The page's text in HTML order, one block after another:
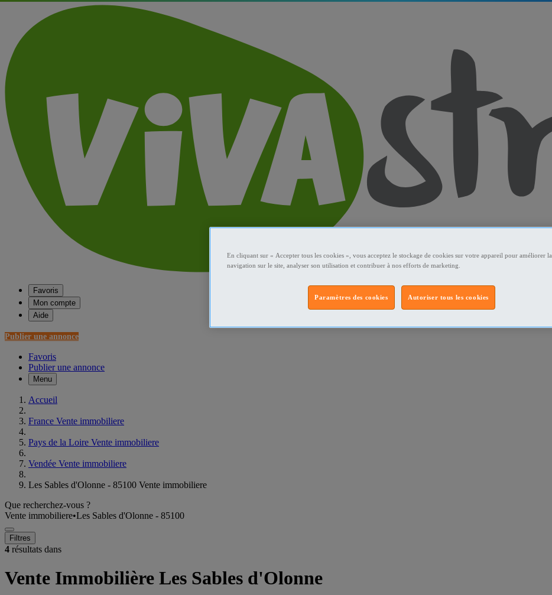
Favoris
Mon compte
Aide
Publier une annonce
Favoris
Publier une annonce
Menu
Accueil
France Vente immobiliere
Pays de la Loire Vente immobiliere
Vendée Vente immobiliere
Les Sables d'Olonne - 85100 Vente immobiliere
Que recherchez-vous ?
Vente immobiliere•Les Sables d'Olonne - 85100
Filtres
4 résultats dans
Vente Immobilière Les Sables d'Olonne
En cliquant sur « Accepter tous les cookies », vous acceptez le stockage de cookies sur votre appareil pour améliorer la
navigation sur le site, analyser son utilisation et contribuer à nos efforts de marketing.
Autoriser tous les cookies
Paramètres des cookies